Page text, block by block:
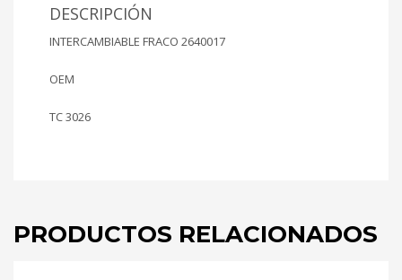
DESCRIPCIÓN
INTERCAMBIABLE FRACO 2640017
OEM
TC 3026
PRODUCTOS RELACIONADOS